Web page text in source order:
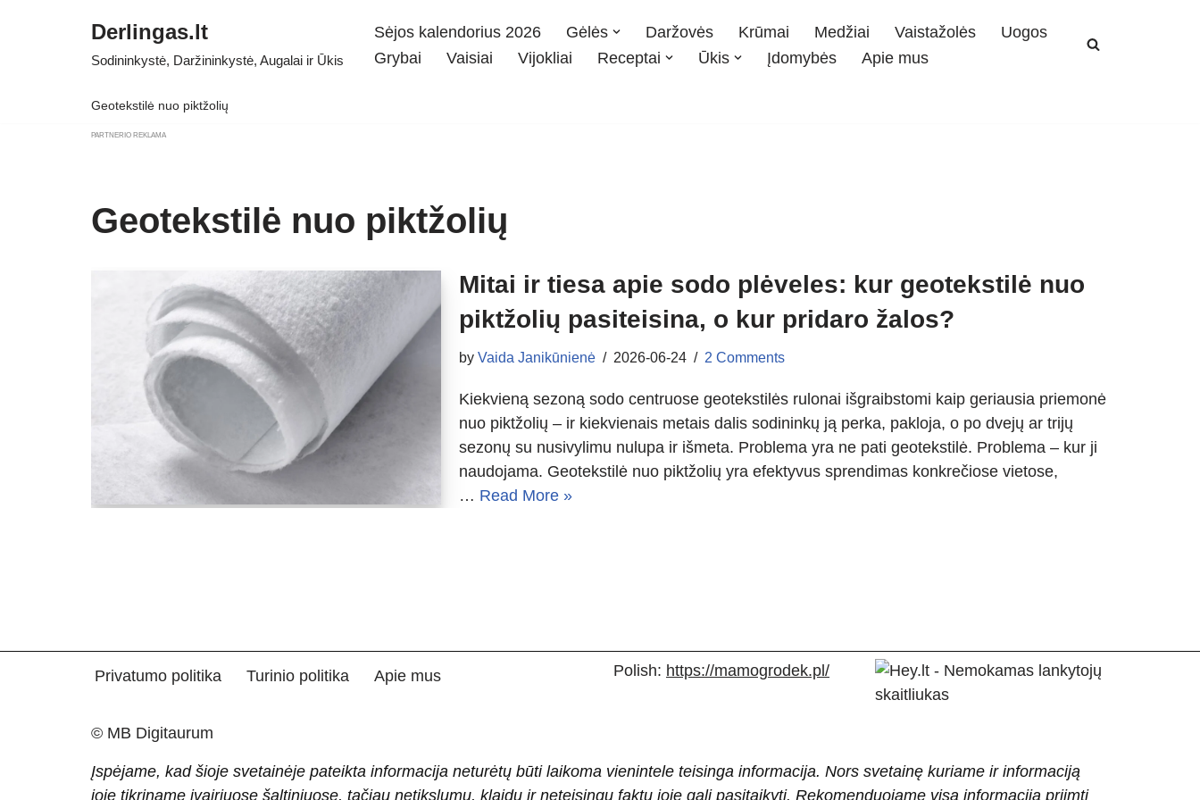
Derlingas.lt
Sodininkystė, Daržininkystė, Augalai ir Ūkis
Sėjos kalendorius 2026 Gėlės Daržovės Krūmai Medžiai Vaistažolės
Uogos
Grybai
Vaisiai Vijokliai Receptai Ūkis Įdomybės Apie mus
Geotekstilė nuo piktžolių
PARTNERIO REKLAMA
Geotekstilė nuo piktžolių
Mitai ir tiesa apie sodo plėveles: kur geotekstilė nuo
piktžolių pasiteisina, o kur pridaro žalos?
by Vaida Janikūnienė 2026-06-24 2 Comments
Kiekvieną sezoną sodo centruose geotekstilės rulonai išgraibstomi kaip geriausia priemonė
nuo piktžolių – ir kiekvienais metais dalis sodininkų ją perka, pakloja, o po dvejų ar trijų
sezonų su nusivylimu nulupa ir išmeta. Problema yra ne pati geotekstilė. Problema – kur ji
naudojama. Geotekstilė nuo piktžolių yra efektyvus sprendimas konkrečiose vietose,
… Read More »
Privatumo politika Turinio politika Apie mus Polish: https://mamogrodek.pl/
© MB Digitaurum
Įspėjame, kad šioje svetainėje pateikta informacija neturėtų būti laikoma vienintele teisinga informacija. Nors svetainę kuriame ir informaciją
joje tikriname įvairiuose šaltiniuose, tačiau netikslumų, klaidų ir neteisingų faktų joje gali pasitaikyti. Rekomenduojame visą informaciją priimti